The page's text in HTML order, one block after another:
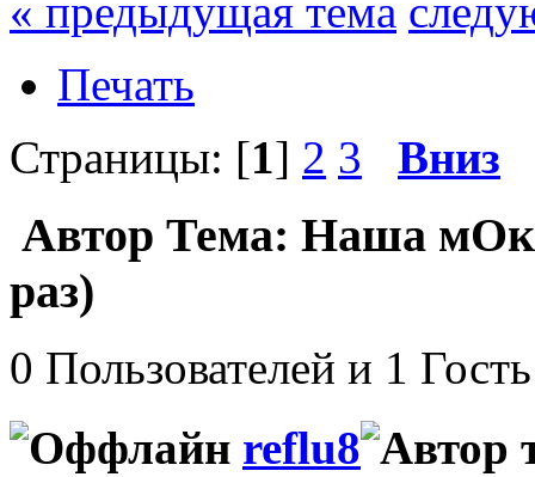
« предыдущая тема
Печать
Страницы: [1] 2 3 Вниз
Автор Тема: Наша
раз)
0 Пользователей и 1
reflu8